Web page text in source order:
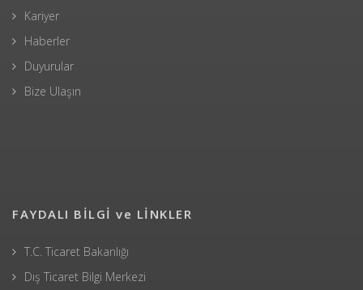
Kariyer
Haberler
Duyurular
Bize Ulaşın
FAYDALI BİLGİ ve LİNKLER
T.C. Ticaret Bakanlığı
Dış Ticaret Bilgi Merkezi